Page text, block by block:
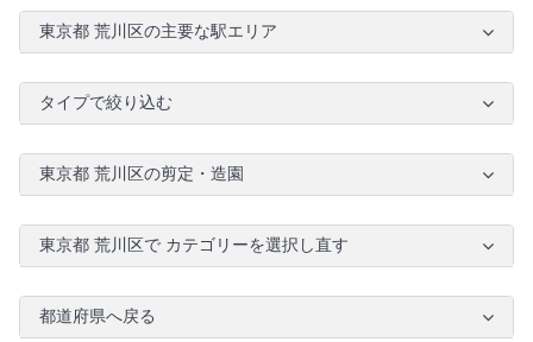
東京都 荒川区の主要な駅エリア
タイプで絞り込む
東京都 荒川区の剪定・造園
東京都 荒川区で カテゴリーを選択し直す
都道府県へ戻る